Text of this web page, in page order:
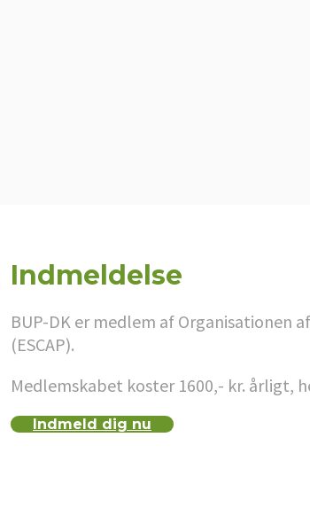
Indmeldelse
BUP-DK er medlem af Organisationen
(ESCAP).
Medlemskabet koster 1600,- kr. årligt,
Indmeld dig nu